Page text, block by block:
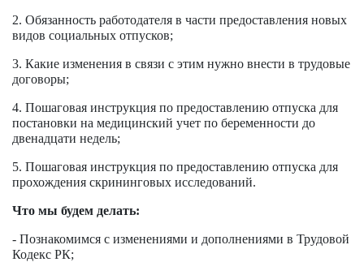
2. Обязанность работодателя в части предоставления новых
видов социальных отпусков;
3. Какие изменения в связи с этим нужно внести в трудовые
договоры;
4. Пошаговая инструкция по предоставлению отпуска для
постановки на медицинский учет по беременности до
двенадцати недель;
5. Пошаговая инструкция по предоставлению отпуска для
прохождения скрининговых исследований.
Что мы будем делать:
- Познакомимся с изменениями и дополнениями в Трудовой
Кодекс РК;